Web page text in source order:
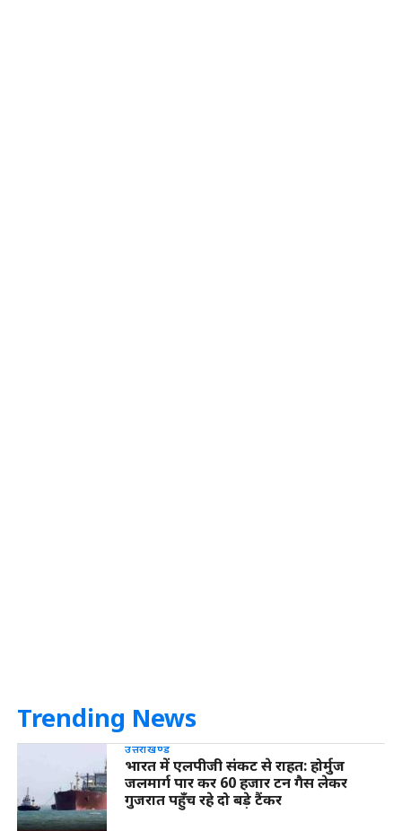
Trending News
उत्तराखण्ड
भारत में एलपीजी संकट से राहत: होर्मुज
जलमार्ग पार कर 60 हजार टन गैस लेकर
गुजरात पहुँच रहे दो बड़े टैंकर